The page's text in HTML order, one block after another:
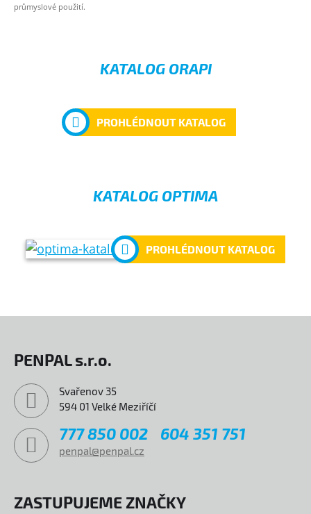
průmyslové použití.
KATALOG ORAPI
PROHLÉDNOUT KATALOG
KATALOG OPTIMA
PROHLÉDNOUT KATALOG
PENPAL s.r.o.
Svařenov 35
594 01 Velké Meziříčí
777 850 002 604 351 751
penpal@penpal.cz
ZASTUPUJEME ZNAČKY